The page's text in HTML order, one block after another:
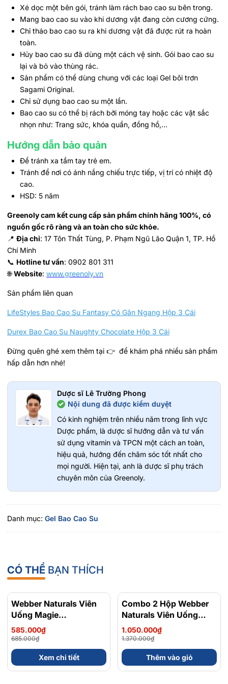
Xé dọc một bên gói, tránh làm rách bao cao su bên trong.
Mang bao cao su vào khi dương vật đang còn cương cứng.
Chỉ tháo bao cao su ra khi dương vật đã được rút ra hoàn
toàn.
Hủy bao cao su đã dùng một cách vệ sinh. Gói bao cao su
lại và bỏ vào thùng rác.
Sản phẩm có thể dùng chung với các loại Gel bôi trơn
Sagami Original.
Chỉ sử dụng bao cao su một lần.
Bao cao su có thể bị rách bởi móng tay hoặc các vật sắc
nhọn như: Trang sức, khóa quần, đồng hồ,…
Hướng dẫn bảo quản
Để tránh xa tầm tay trẻ em.
Tránh để nơi có ánh nắng chiếu trực tiếp, vị trí có nhiệt độ
cao.
HSD: 5 năm
Greenoly cam kết cung cấp sản phẩm chính hãng 100%, có
nguồn gốc rõ ràng và an toàn cho sức khỏe.
📍 Địa chỉ: 17 Tôn Thất Tùng, P. Phạm Ngũ Lão Quận 1, TP. Hồ
Chí Minh
📞 Hotline tư vấn: 0902 801 311
🌐Website: www.greenoly.vn
Sản phẩm liên quan
LifeStyles Bao Cao Su Fantasy Có Gân Ngang Hộp 3 Cái
Durex Bao Cao Su Naughty Chocolate Hộp 3 Cái
Đừng quên ghé xem thêm tại 👉 để khám phá nhiều sản phẩm
hấp dẫn hơn nhé!
Dược sĩ Lê Trường Phong
Nội dung đã được kiểm duyệt
Có kinh nghiệm trên nhiều năm trong lĩnh vực
Dược phẩm, là dược sĩ hướng dẫn và tư vấn
sử dụng vitamin và TPCN một cách an toàn,
hiệu quả, hướng đến chăm sóc tốt nhất cho
mọi người. Hiện tại, anh là dược sĩ phụ trách
chuyên môn của Greenoly.
Danh mục: Gel Bao Cao Su
CÓ THỂ BẠN THÍCH
- 15%
Webber Naturals Viên
Uống Magie
Magnesium
Bisglycinate 200mg -
Chính Ngạch Canada,
Xuất VAT
585.000₫
685.000₫
Xem chi tiết
- 23%
Combo 2 Hộp Webber
Naturals Viên Uống
Magie Dễ Dàng Hấp
Làm Dịu Nhẹ Cho Hệ
Tiêu Hóa Magnesium
Bisglycinate 200mg -
Hộp 120 Viên
1.050.000₫
1.370.000₫
Thêm vào giỏ